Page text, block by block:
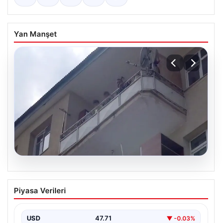
Yan Manşet
08.08.2026
Korku dolu anlar! Eşini barışmaya ikna
edemeyince çocuklarını balkonda rehin
Piyasa Verileri
USD 47.71 ▼ -0.03%